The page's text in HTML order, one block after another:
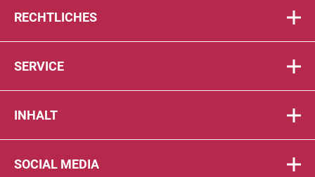
RECHTLICHES
SERVICE
INHALT
SOCIAL MEDIA